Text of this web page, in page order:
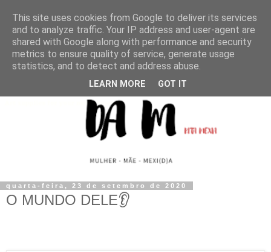
quarta-feira, 23 de setembro de 2020
O MUNDO DELE👂
This site uses cookies from Google to deliver its services
and to analyze traffic. Your IP address and user-agent are
shared with Google along with performance and security
metrics to ensure quality of service, generate usage
statistics, and to detect and address abuse.
LEARN MORE GOT IT